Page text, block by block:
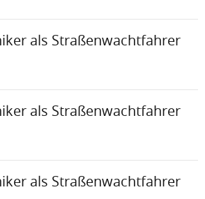
als Straßenwachtfahrer
als Straßenwachtfahrer
als Straßenwachtfahrer